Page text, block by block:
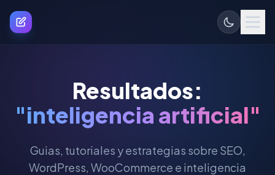
Resultados:
"inteligencia artificial"
Guias, tutoriales y estrategias sobre SEO,
WordPress, WooCommerce e inteligencia